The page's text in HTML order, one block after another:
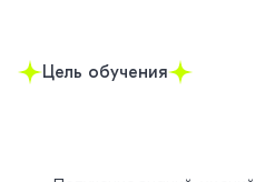
Цель обучения